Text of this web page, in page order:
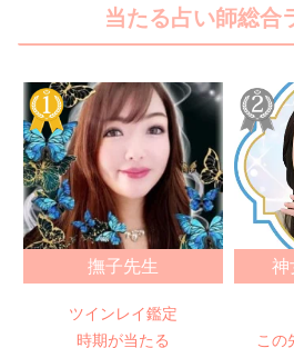
当たる占い師総合
撫子先生
ツインレイ鑑定
時期が当たる
神
この